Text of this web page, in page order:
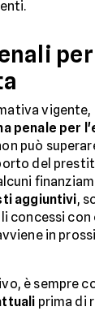
vigente,
penale per
può
del
aggiuntivi,
concessi
in
è sempre
prima di